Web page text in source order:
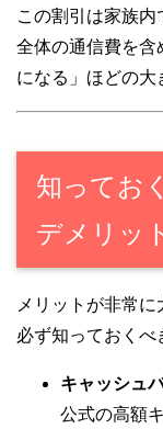
この割引は家族内
全体の通信費を含
になる」ほどの大
知ってお
デメリッ
メリットが非常
必ず知っておくべ
キャッシュ
公式の高額